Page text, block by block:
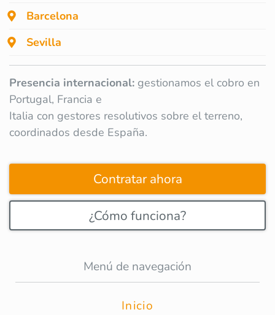
Barcelona
Sevilla
Presencia internacional: gestionamos el cobro en
Portugal, Francia e
Italia con gestores resolutivos sobre el terreno,
coordinados desde España.
Contratar ahora
¿Cómo funciona?
Menú de navegación
Inicio